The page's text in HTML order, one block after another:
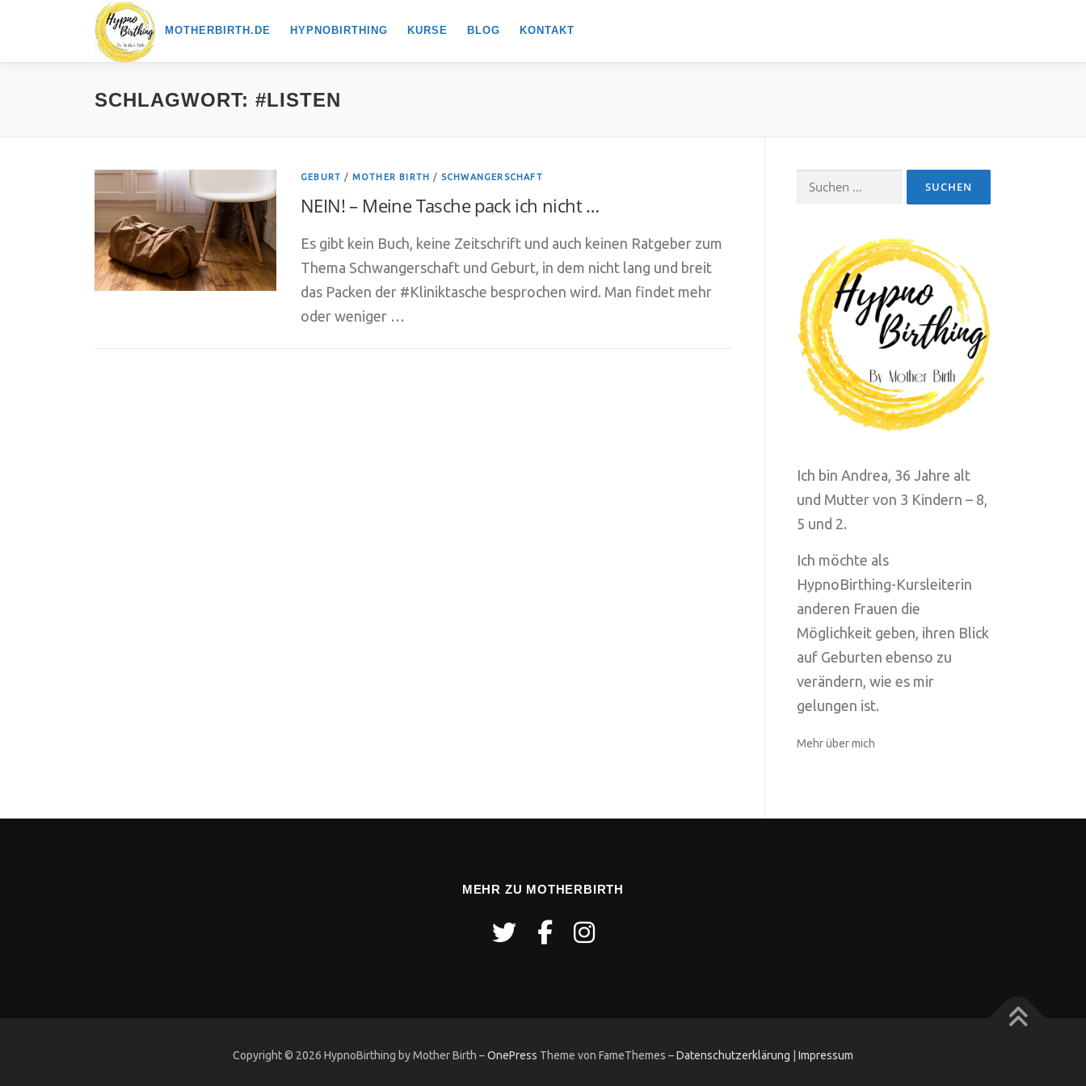
springen
MOTHERBIRTH.DE HYPNOBIRTHING KURSE BLOG KONTAKT
SCHLAGWORT: #LISTEN
GEBURT / MOTHER BIRTH / SCHWANGERSCHAFT
NEIN! – Meine Tasche pack ich nicht …
Es gibt kein Buch, keine Zeitschrift und auch keinen Ratgeber zum
Thema Schwangerschaft und Geburt, in dem nicht lang und breit
das Packen der #Kliniktasche besprochen wird. Man findet mehr
oder weniger …
Suchen
Ich bin Andrea, 36 Jahre alt
und Mutter von 3 Kindern – 8,
5 und 2.
Ich möchte als
HypnoBirthing-Kursleiterin
anderen Frauen die
Möglichkeit geben, ihren Blick
auf Geburten ebenso zu
verändern, wie es mir
gelungen ist.
Mehr über mich
MEHR ZU MOTHERBIRTH
Copyright © 2026 HypnoBirthing by Mother Birth –OnePress Theme von FameThemes –Datenschutzerklärung Impressum